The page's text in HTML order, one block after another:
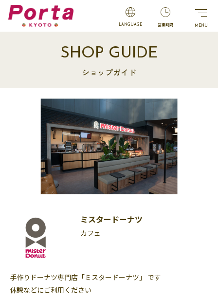
LANGUAGE 営業時間
SHOP GUIDE
ショップガイド
ミスタードーナツ
カフェ
手作りドーナツ専門店「ミスタードーナツ」 です
休憩などにご利用ください